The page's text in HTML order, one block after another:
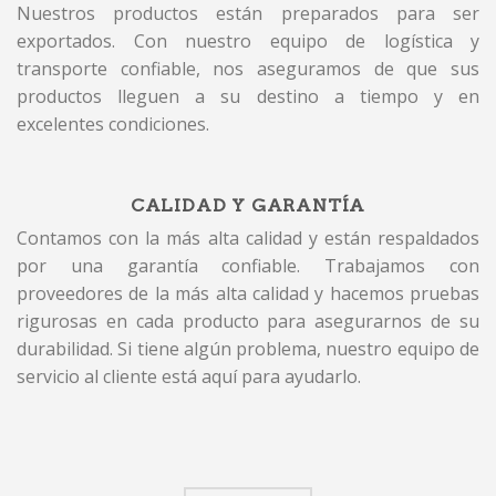
Nuestros productos están preparados para ser
exportados. Con nuestro equipo de logística y
transporte confiable, nos aseguramos de que sus
productos lleguen a su destino a tiempo y en
excelentes condiciones.
CALIDAD Y GARANTÍA
Contamos con la más alta calidad y están respaldados
por una garantía confiable. Trabajamos con
proveedores de la más alta calidad y hacemos pruebas
rigurosas en cada producto para asegurarnos de su
durabilidad. Si tiene algún problema, nuestro equipo de
servicio al cliente está aquí para ayudarlo.